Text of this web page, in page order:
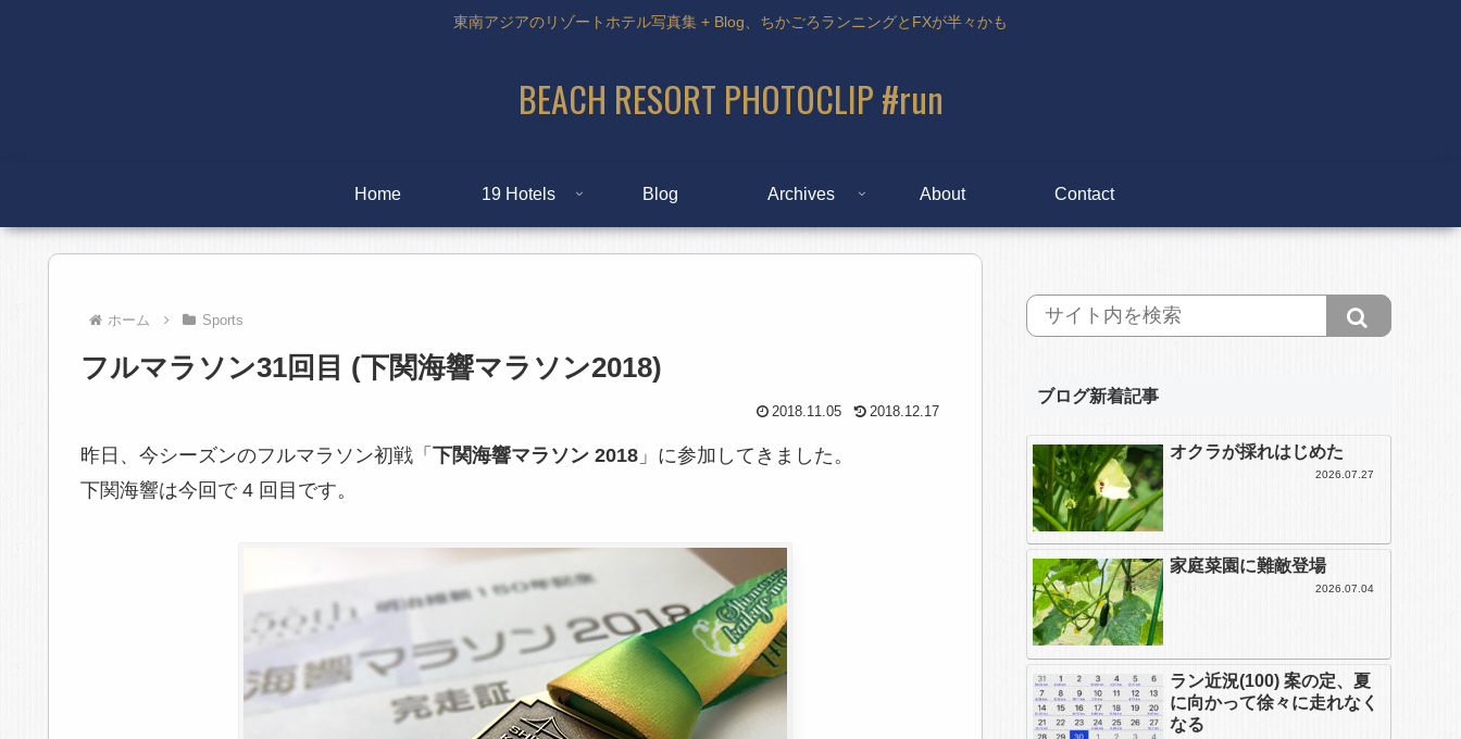
東南アジアのリゾートホテル写真集 + Blog、ちかごろランニングとFXが半々かも
BEACH RESORT PHOTOCLIP #run
Home 19 Hotels Blog Archives About Contact
ホーム Sports
フルマラソン31回目 (下関海響マラソン2018)
2018.11.05 2018.12.17
昨日、今シーズンのフルマラソン初戦「 下関海響マラソン 2018 」に参加してきました。
下関海響は今回で 4 回目です。
ブログ新着記事
オクラが採れはじめた
2026.07.27
家庭菜園に難敵登場
2026.07.04
ラン近況(100) 案の定、夏
に向かって徐々に走れなく
なる